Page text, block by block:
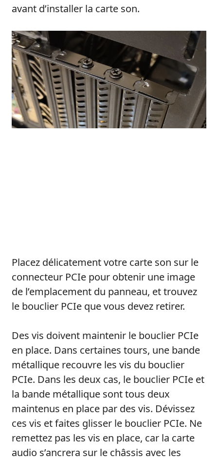
avant d’installer la carte son.
Placez délicatement votre carte son sur le
connecteur PCIe pour obtenir une image
de l’emplacement du panneau, et trouvez
le bouclier PCIe que vous devez retirer.
Des vis doivent maintenir le bouclier PCIe
en place. Dans certaines tours, une bande
métallique recouvre les vis du bouclier
PCIe. Dans les deux cas, le bouclier PCIe et
la bande métallique sont tous deux
maintenus en place par des vis. Dévissez
ces vis et faites glisser le bouclier PCIe. Ne
remettez pas les vis en place, car la carte
audio s’ancrera sur le châssis avec les